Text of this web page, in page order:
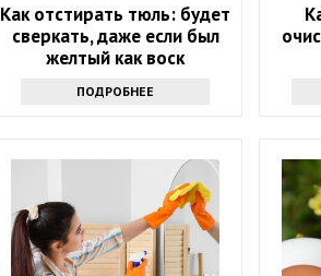
Как отстирать тюль: будет
сверкать, даже если был
желтый как воск
ПОДРОБНЕЕ